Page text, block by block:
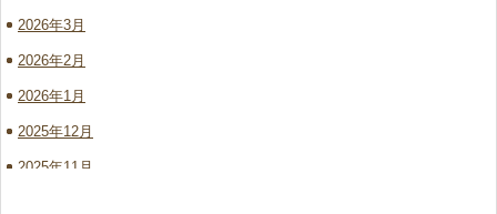
2026年3月
2026年2月
2026年1月
2025年12月
2025年11月